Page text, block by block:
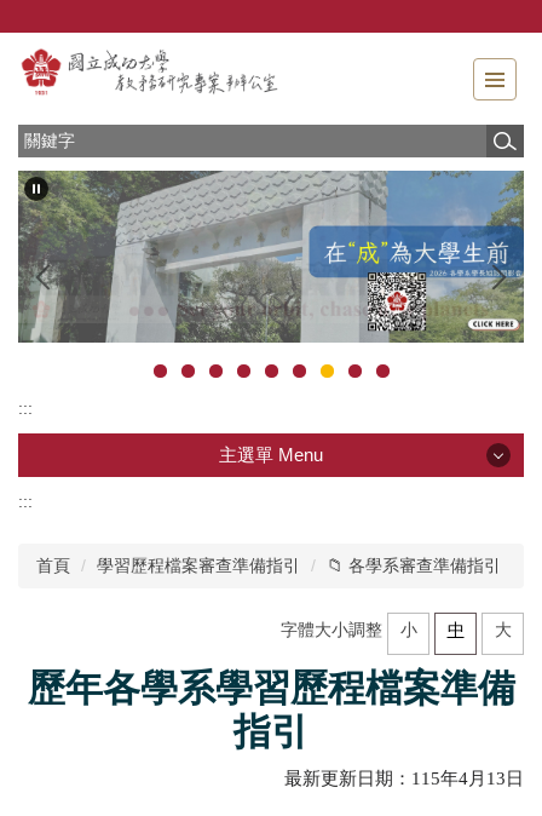
主
容
區
塊
:::
主選單 Menu
學習歷程檔案審查準備指引
:::
首頁 學習歷程檔案審查準備指引 📁 各學系審查準備指引
字體大小調整 小 中 大
歷年各學系學習歷程檔案準備
指引
最新更新日期：115年4月13日